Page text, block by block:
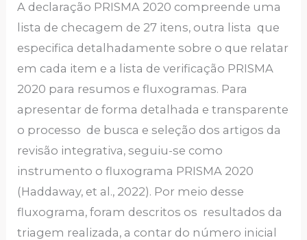
A declaração PRISMA 2020 compreende uma
lista de checagem de 27 itens, outra lista que
especifica detalhadamente sobre o que relatar
em cada item e a lista de verificação PRISMA
2020 para resumos e fluxogramas. Para
apresentar de forma detalhada e transparente
o processo de busca e seleção dos artigos da
revisão integrativa, seguiu-se como
instrumento o fluxograma PRISMA 2020
(Haddaway, et al., 2022). Por meio desse
fluxograma, foram descritos os resultados da
triagem realizada, a contar do número inicial